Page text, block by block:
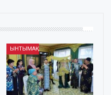
ЫНТЫМАҚ